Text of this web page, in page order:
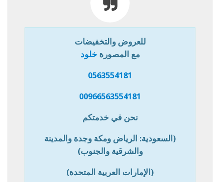
للعروض والتخفيضات
مع المصورة خلود
0563554181
00966563554181
نحن في خدمتكم
(السعودية: الرياض ومكة وجدة والمدينة
والشرقية والجنوب)
(الإمارات العربية المتحدة)